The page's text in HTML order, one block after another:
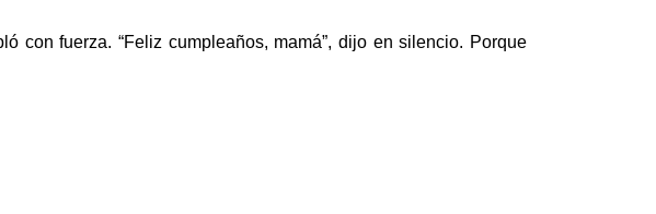
fuerza. “Feliz cumpleaños, mamá”, dijo en silencio. Porque